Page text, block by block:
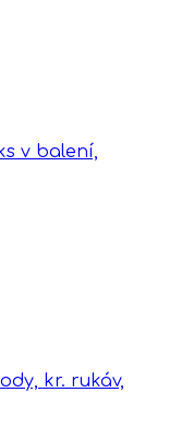
v balení,
kr. rukáv,